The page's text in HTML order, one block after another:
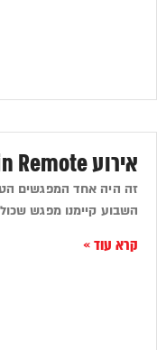
אירוע Hiring and Onboarding in Remote
זה היה אחד המפגשים
השבוע קיימנו מפגש
קרא עוד »